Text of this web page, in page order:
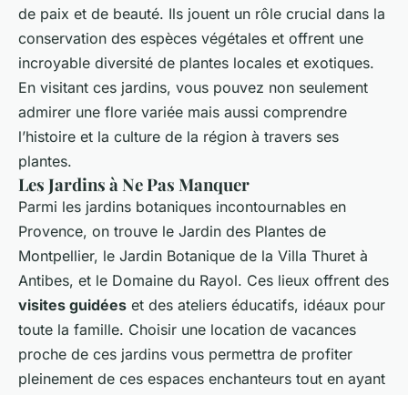
de paix et de beauté. Ils jouent un rôle crucial dans la
conservation des espèces végétales et offrent une
incroyable diversité de plantes locales et exotiques.
En visitant ces jardins, vous pouvez non seulement
admirer une flore variée mais aussi comprendre
l’histoire et la culture de la région à travers ses
plantes.
Les Jardins à Ne Pas Manquer
Parmi les jardins botaniques incontournables en
Provence, on trouve le Jardin des Plantes de
Montpellier, le Jardin Botanique de la Villa Thuret à
Antibes, et le Domaine du Rayol. Ces lieux offrent des
visites guidées et des ateliers éducatifs, idéaux pour
toute la famille. Choisir une location de vacances
proche de ces jardins vous permettra de profiter
pleinement de ces espaces enchanteurs tout en ayant